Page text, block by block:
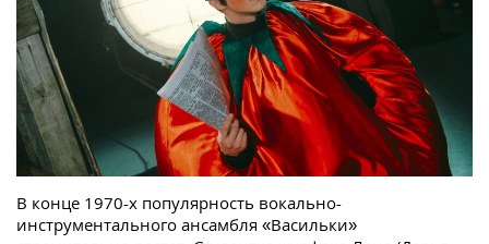
В конце 1970-х популярность вокально-
инструментального ансамбля «Васильки»